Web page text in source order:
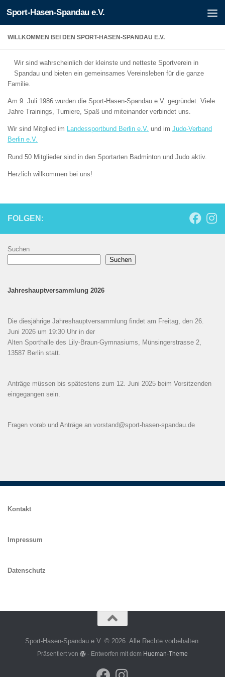
Zum Inhalt springen
Sport-Hasen-Spandau e.V.
WILLKOMMEN BEI DEN SPORT-HASEN-SPANDAU E.V.
Wir sind wahrscheinlich der kleinste und netteste Sportverein in
Spandau und bieten ein gemeinsames Vereinsleben für die ganze
Familie.
Am 9. Juli 1986 wurden die Sport-Hasen-Spandau e.V. gegründet. Viele
Jahre Trainings, Turniere, Spaß und miteinander verbindet uns.
Wir sind Mitglied im Landessportbund Berlin e.V. und im Judo-Verband
Berlin e.V.
Rund 50 Mitglieder sind in den Sportarten Badminton und Judo aktiv.
Herzlich willkommen bei uns!
FOLGEN:
Suchen
Suchen
Jahreshauptversammlung 2026
Die diesjährige Jahreshauptversammlung findet am Freitag, den 26.
Juni 2026 um 19:30 Uhr in der
Alten Sporthalle des Lily-Braun-Gymnasiums, Münsingerstrasse 2,
13587 Berlin statt.
Anträge müssen bis spätestens zum 12. Juni 2025 beim Vorsitzenden
eingegangen sein.
Fragen vorab und Anträge an vorstand@sport‐hasen‐spandau.de
Kontakt
Impressum
Datenschutz
Sport-Hasen-Spandau e.V. © 2026. Alle Rechte vorbehalten.
Präsentiert von - Entworfen mit dem Hueman-Theme